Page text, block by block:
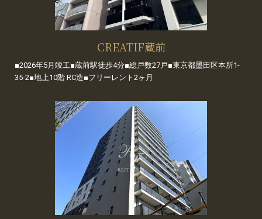
CREATIF蔵前
■2026年5月竣工■蔵前駅徒歩4分■総戸数27戸■東京都墨田区本所1-
35-2■地上10階 RC造■フリーレント2ヶ月